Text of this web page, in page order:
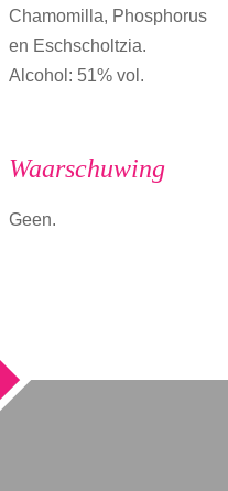
Chamomilla, Phosphorus
en Eschscholtzia.
Alcohol: 51% vol.
Waarschuwing
Geen.